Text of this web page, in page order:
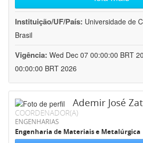
Instituição/UF/País: Universidade de
Brasil
Vigência: Wed Dec 07 00:00:00 BRT
00:00:00 BRT 2026
Ademir José
COORDENADOR(A)
ENGENHARIAS
Engenharia de Materiais e Metalúrgica